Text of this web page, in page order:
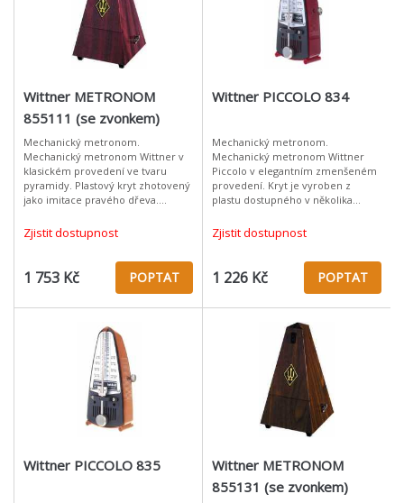
Wittner METRONOM
855111 (se zvonkem)
Mechanický metronom.
Mechanický metronom Wittner v
klasickém provedení ve tvaru
pyramidy. Plastový kryt zhotovený
jako imitace pravého dřeva.
Provedení se zvonkem, který
akcentuje p
Zjistit dostupnost
1 753 Kč POPTAT
Wittner PICCOLO 834
Mechanický metronom.
Mechanický metronom Wittner
Piccolo v elegantním zmenšeném
provedení. Kryt je vyroben z
plastu dostupného v několika
plast Červený Provedení bez
zvonku
Zjistit dostupnost
1 226 Kč POPTAT
Wittner PICCOLO 835
Wittner METRONOM
855131 (se zvonkem)